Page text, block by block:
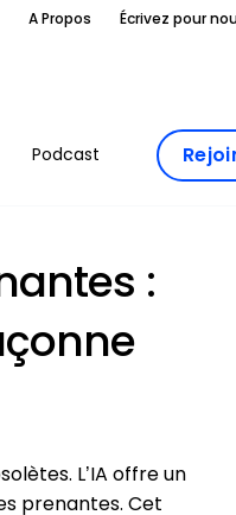
A Propos Écrivez pour
Podcast
:
L’IA offre un
prenantes. Cet